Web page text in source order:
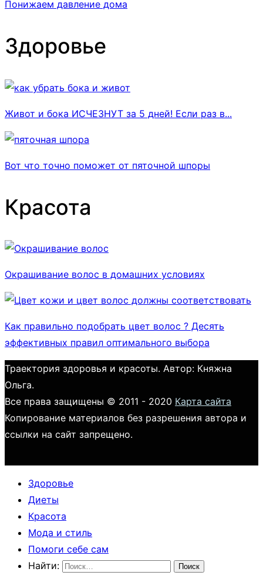
Понижаем давление дома
Здоровье
Живот и бока ИСЧЕЗНУТ за 5 дней! Если раз в...
Вот что точно поможет от пяточной шпоры
Красота
Окрашивание волос в домашних условиях
Как правильно подобрать цвет волос ? Десять
эффективных правил оптимального выбора
Траектория здоровья и красоты. Автор: Княжна
Ольга.
Все права защищены © 2011 - 2020 Карта сайта
Копирование материалов без разрешения автора и
ссылки на сайт запрещено.
Здоровье
Диеты
Красота
Мода и стиль
Помоги себе сам
Найти: